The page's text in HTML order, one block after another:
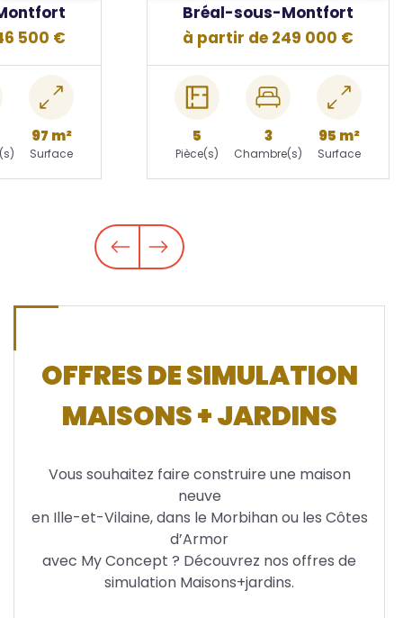
500 €
97 m²
Surface
Bréal-sous-Montfort
à partir de 249 000 €
5
Pièce(s)
3
Chambre(s)
95 m²
Surface
OFFRES DE SIMULATION
MAISONS + JARDINS
Vous souhaitez faire construire une maison
neuve
en Ille-et-Vilaine, dans le Morbihan ou les Côtes
d’Armor
avec My Concept ? Découvrez nos offres de
simulation Maisons+jardins.